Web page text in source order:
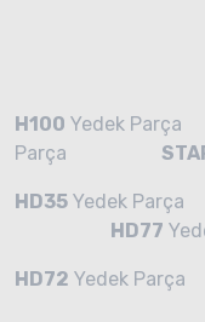
H100
Parça
HD35 Yedek
HD77
HD72 Yedek Parça